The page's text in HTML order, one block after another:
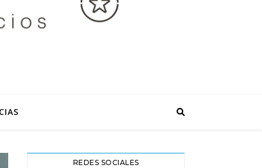
REDES SOCIALES